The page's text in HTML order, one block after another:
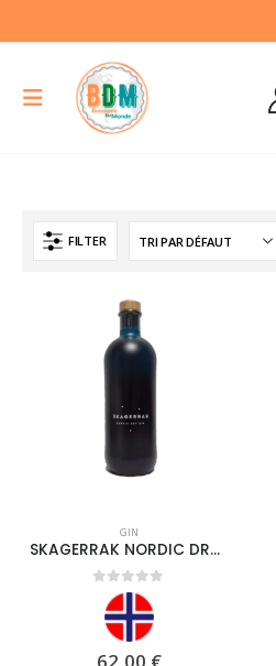
FILTER
GIN
SKAGERRAK NORDIC DRY GIN 44°9 70CL
out of 5
62,00 €